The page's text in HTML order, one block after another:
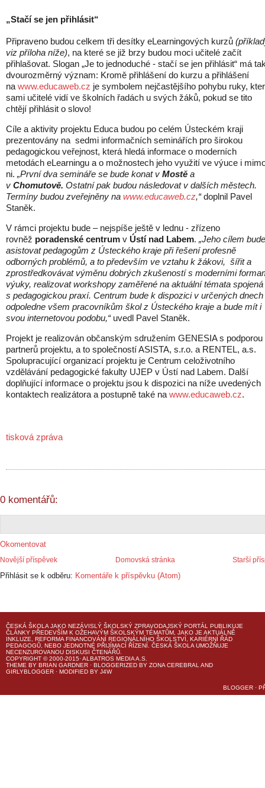
„Stačí se jen přihlásit“
Připraveno budou celkem tři desítky eLearningových kurzů
viz příloha níže), na které se již brzy budou moci učitelé začít
přihlašovat. Slogan „Je to jednoduché - stačí se jen přihlásit“ má
dvourozměrný význam: Kromě přihlášení do kurzu a přihlášení
na www.educaweb.cz je symbolem nejčastějšího pohybu ruky,
sami učitelé vidí ve školních řadách u svých žáků, pokud se tito
chtějí přihlásit o slovo!
Cíle a aktivity projektu Educa budou po celém Ústeckém kraji
prezentovány na sedmi informačních seminářích pro širokou
pedagogickou veřejnost, která hledá informace o moderních
metodách eLearningu a o možnostech jeho využití ve výuce i
ni. „První dva semináře se bude konat v Mostě a
v Chomutově. Ostatní pak budou následovat v dalších městech.
Termíny budou zveřejněny na www.educaweb.cz,“ doplnil Pavel
Staněk.
V rámci projektu bude – nejspíše ještě v lednu - zřízeno
rovněž poradenské centrum v Ústí nad Labem. „Jeho cílem bude
asistovat pedagogům z Ústeckého kraje při řešení profesně
odborných problémů, a to především ve vztahu k žákovi, šířit a
zprostředkovávat výměnu dobrých zkušeností s moderními
výuky, realizovat workshopy zaměřené na aktuální témata spojená
s pedagogickou praxí. Centrum bude k dispozici v určených dnech
odpoledne všem pracovníkům škol z Ústeckého kraje a bude mít i
svou internetovou podobu,“ uvedl Pavel Staněk.
Projekt je realizován občanským sdružením GENESIA s podporou
partnerů projektu, a to společností ASISTA, s.r.o. a RENTEL, a.s.
Spolupracující organizací projektu je Centrum celoživotního
vzdělávání pedagogické fakulty UJEP v Ústí nad Labem. Další
doplňující informace o projektu jsou k dispozici na níže uvedených
kontaktech realizátora a postupně také na www.educaweb.cz.
tisková zpráva
0 komentářů:
Okomentovat
Novější příspěvek Starší
Domovská stránka
Přihlásit se k odběru: Komentáře k příspěvku (Atom)
ČESKÁ ŠKOLAJAKO NEZÁVISLÝ ŠKOLSKÝ ZPRAVODAJSKÝ PORTÁL PUBLIKUJE
ČLÁNKY PŘEDEVŠÍM K OŽEHAVÝM ŠKOLSKÝM TÉMATŮM, JAKO JE AKTUÁLNĚ
INKLUZE, REFORMA FINANCOVÁNÍ REGIONÁLNÍHO ŠKOLSTVÍ, KARIÉRNÍ ŘÁD
PEDAGOGŮ, NEBO JEDNOTNÉ PŘIJÍMACÍ ŘÍZENÍ. ČESKÁ ŠKOLAUMOŽŇUJE
NECENZUROVANOU DISKUSI ČTENÁŘŮ.
COPYRIGHT © 2000-2015· ALBATROS MEDIA A.S.
THEME BY BRIAN GARDNER · BLOGGERIZED BY ZONA CEREBRALAND
GIRLYBLOGGER · MODIFIED BY J4W
BLOGGER ·